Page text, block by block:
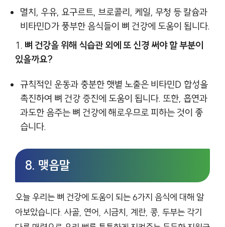
멸치, 우유, 요구르트, 브로콜리, 케일, 무청 등 칼슘과
비타민D가 풍부한 음식들이 뼈 건강에 도움이 됩니다.
뼈 건강을 위해 식습관 외에 또 신경 써야 할 부분이
있을까요?
규칙적인 운동과 충분한 햇볕 노출은 비타민D 합성을
촉진하여 뼈 건강 증진에 도움이 됩니다. 또한, 흡연과
과도한 음주는 뼈 건강에 해로우므로 피하는 것이 좋
습니다.
8. 맺음말
오늘 우리는 뼈 건강에 도움이 되는 6가지 음식에 대해 알
아보았습니다. 사골, 연어, 시금치, 계란, 콩, 두부는 각기